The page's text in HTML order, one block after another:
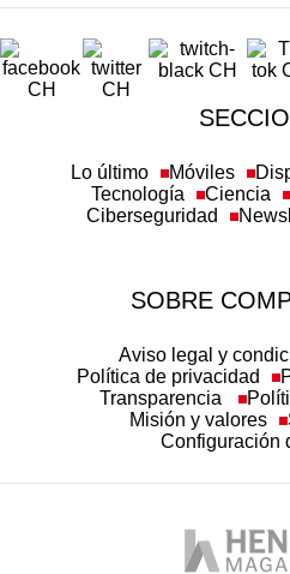
Tecnología
Ciencia
Ciberseguridad
Política de privacidad
Transparencia
Misión y valores
Configuración